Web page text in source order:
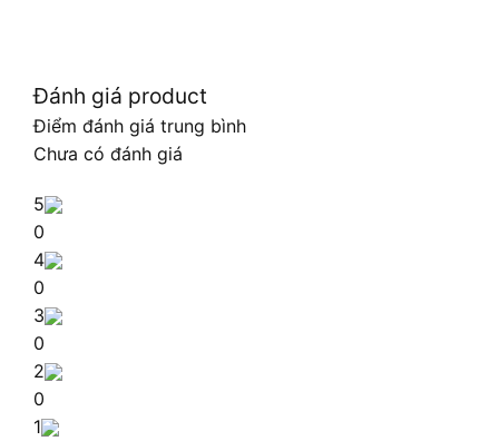
Đánh giá product
Điểm đánh giá trung bình
Chưa có đánh giá
5
0
4
0
3
0
2
0
1